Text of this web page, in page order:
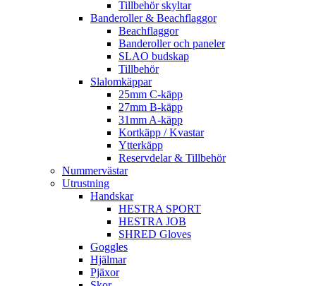
Tillbehör skyltar
Banderoller & Beachflaggor
Beachflaggor
Banderoller och paneler
SLAO budskap
Tillbehör
Slalomkäppar
25mm C-käpp
27mm B-käpp
31mm A-käpp
Kortkäpp / Kvastar
Ytterkäpp
Reservdelar & Tillbehör
Nummervästar
Utrustning
Handskar
HESTRA SPORT
HESTRA JOB
SHRED Gloves
Goggles
Hjälmar
Pjäxor